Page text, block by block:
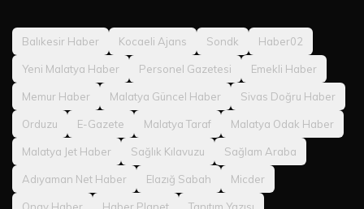
Balıkesir Haber Kocaeli Ajans Sondk Haber02
Yeni Malatya Haber Personel Gazetesi Emekli Haber
Memur Haber Malatya Güncel Haber Sivas Doğru Haber
Orduzu E-Gazete Malatya Taraf Malatya Odak Haber
Malatya Jet Haber Sağlık Kılavuzu Sağlam Araba
Adıyaman Net Haber Elazığ Sabah Micder